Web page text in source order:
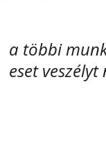
a többi
eset